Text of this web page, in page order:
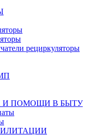
рециркуляторы
И ПОМОЩИ В БЫТУ